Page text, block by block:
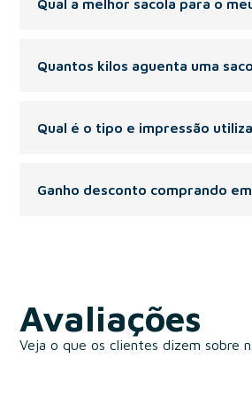
Qual a melhor sacola para o
Quantos kilos aguenta uma
Qual é o tipo e impressão
Ganho desconto comprando
Avaliações
Veja o que os clientes dizem sobre